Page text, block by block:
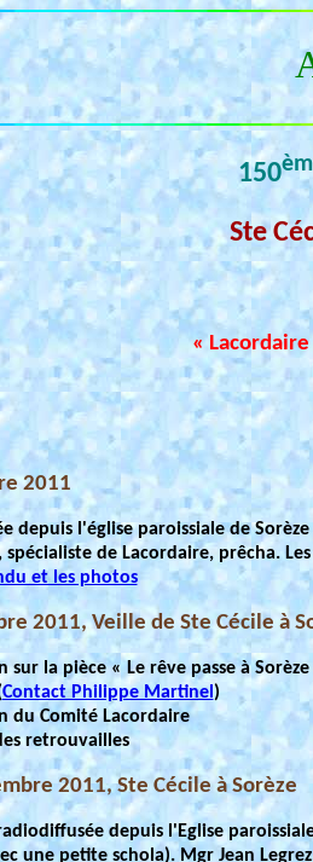
150
Ste
«
2011
depuis l'église paroissiale de Sorèze
spécialiste de Lacordaire, prêcha.
et les photos
2011, Veille de Ste Cécile à
sur la pièce « Le rêve passe à
Contact Philippe Martinel )
du Comité Lacordaire
retrouvailles
2011, Ste Cécile à Sorèze
depuis l'Eglise
une petite schola). Mgr Jean